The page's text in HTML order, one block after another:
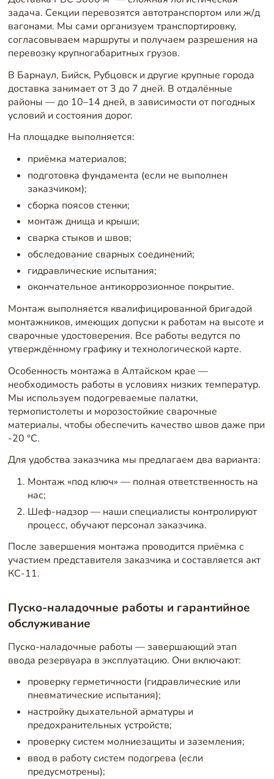
задача. Секции перевозятся автотранспортом или ж/д
вагонами. Мы сами организуем транспортировку,
согласовываем маршруты и получаем разрешения на
перевозку крупногабаритных грузов.
В Барнаул, Бийск, Рубцовск и другие крупные города
доставка занимает от 3 до 7 дней. В отдалённые
районы — до 10–14 дней, в зависимости от погодных
условий и состояния дорог.
На площадке выполняется:
приёмка материалов;
подготовка фундамента (если не выполнен
заказчиком);
сборка поясов стенки;
монтаж днища и крыши;
сварка стыков и швов;
обследование сварных соединений;
гидравлические испытания;
окончательное антикоррозионное покрытие.
Монтаж выполняется квалифицированной бригадой
монтажников, имеющих допуски к работам на высоте и
сварочные удостоверения. Все работы ведутся по
утверждённому графику и технологической карте.
Особенность монтажа в Алтайском крае —
необходимость работы в условиях низких температур.
Мы используем подогреваемые палатки,
термопистолеты и морозостойкие сварочные
материалы, чтобы обеспечить качество швов даже при
-20 °C.
Для удобства заказчика мы предлагаем два варианта:
Монтаж «под ключ» — полная ответственность на
нас;
Шеф-надзор — наши специалисты контролируют
процесс, обучают персонал заказчика.
После завершения монтажа проводится приёмка с
участием представителя заказчика и составляется акт
КС-11.
Пуско-наладочные работы и гарантийное
обслуживание
Пуско-наладочные работы — завершающий этап
ввода резервуара в эксплуатацию. Они включают:
проверку герметичности (гидравлические или
пневматические испытания);
настройку дыхательной арматуры и
предохранительных устройств;
проверку систем молниезащиты и заземления;
ввод в работу систем подогрева (если
предусмотрены);